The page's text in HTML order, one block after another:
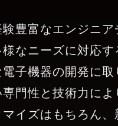
豊富なエンジニ
なニーズに対応
子機器の開発に取
門性と技術力に
イズはもちろん